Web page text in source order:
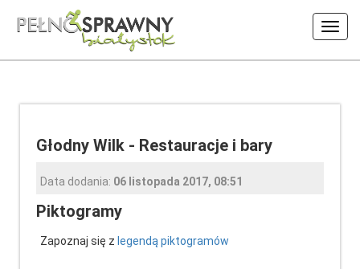
Włącz
Głodny Wilk - Restauracje i bary
Data dodania: 06 listopada 2017, 08:51
Piktogramy
Zapoznaj się z legendą piktogramów